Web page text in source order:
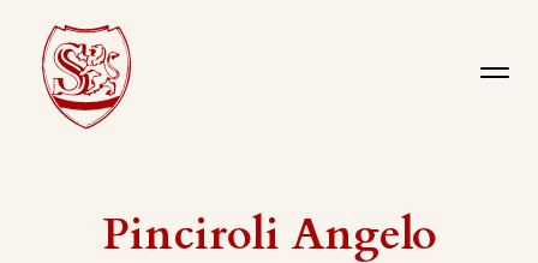
Pinciroli Angelo